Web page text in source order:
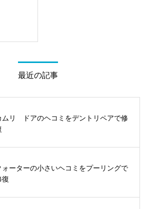
最近の記事
ムリ ドアのヘコミをデントリペアで修
ォーターの小さいヘコミをプーリングで
復